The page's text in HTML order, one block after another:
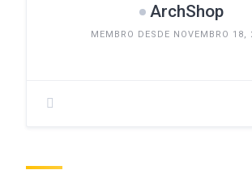
ArchShop
MEMBRO DESDE NOVEMBRO 18,